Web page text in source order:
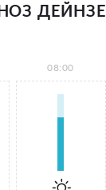
ДЕЙНЗЕ
08:00